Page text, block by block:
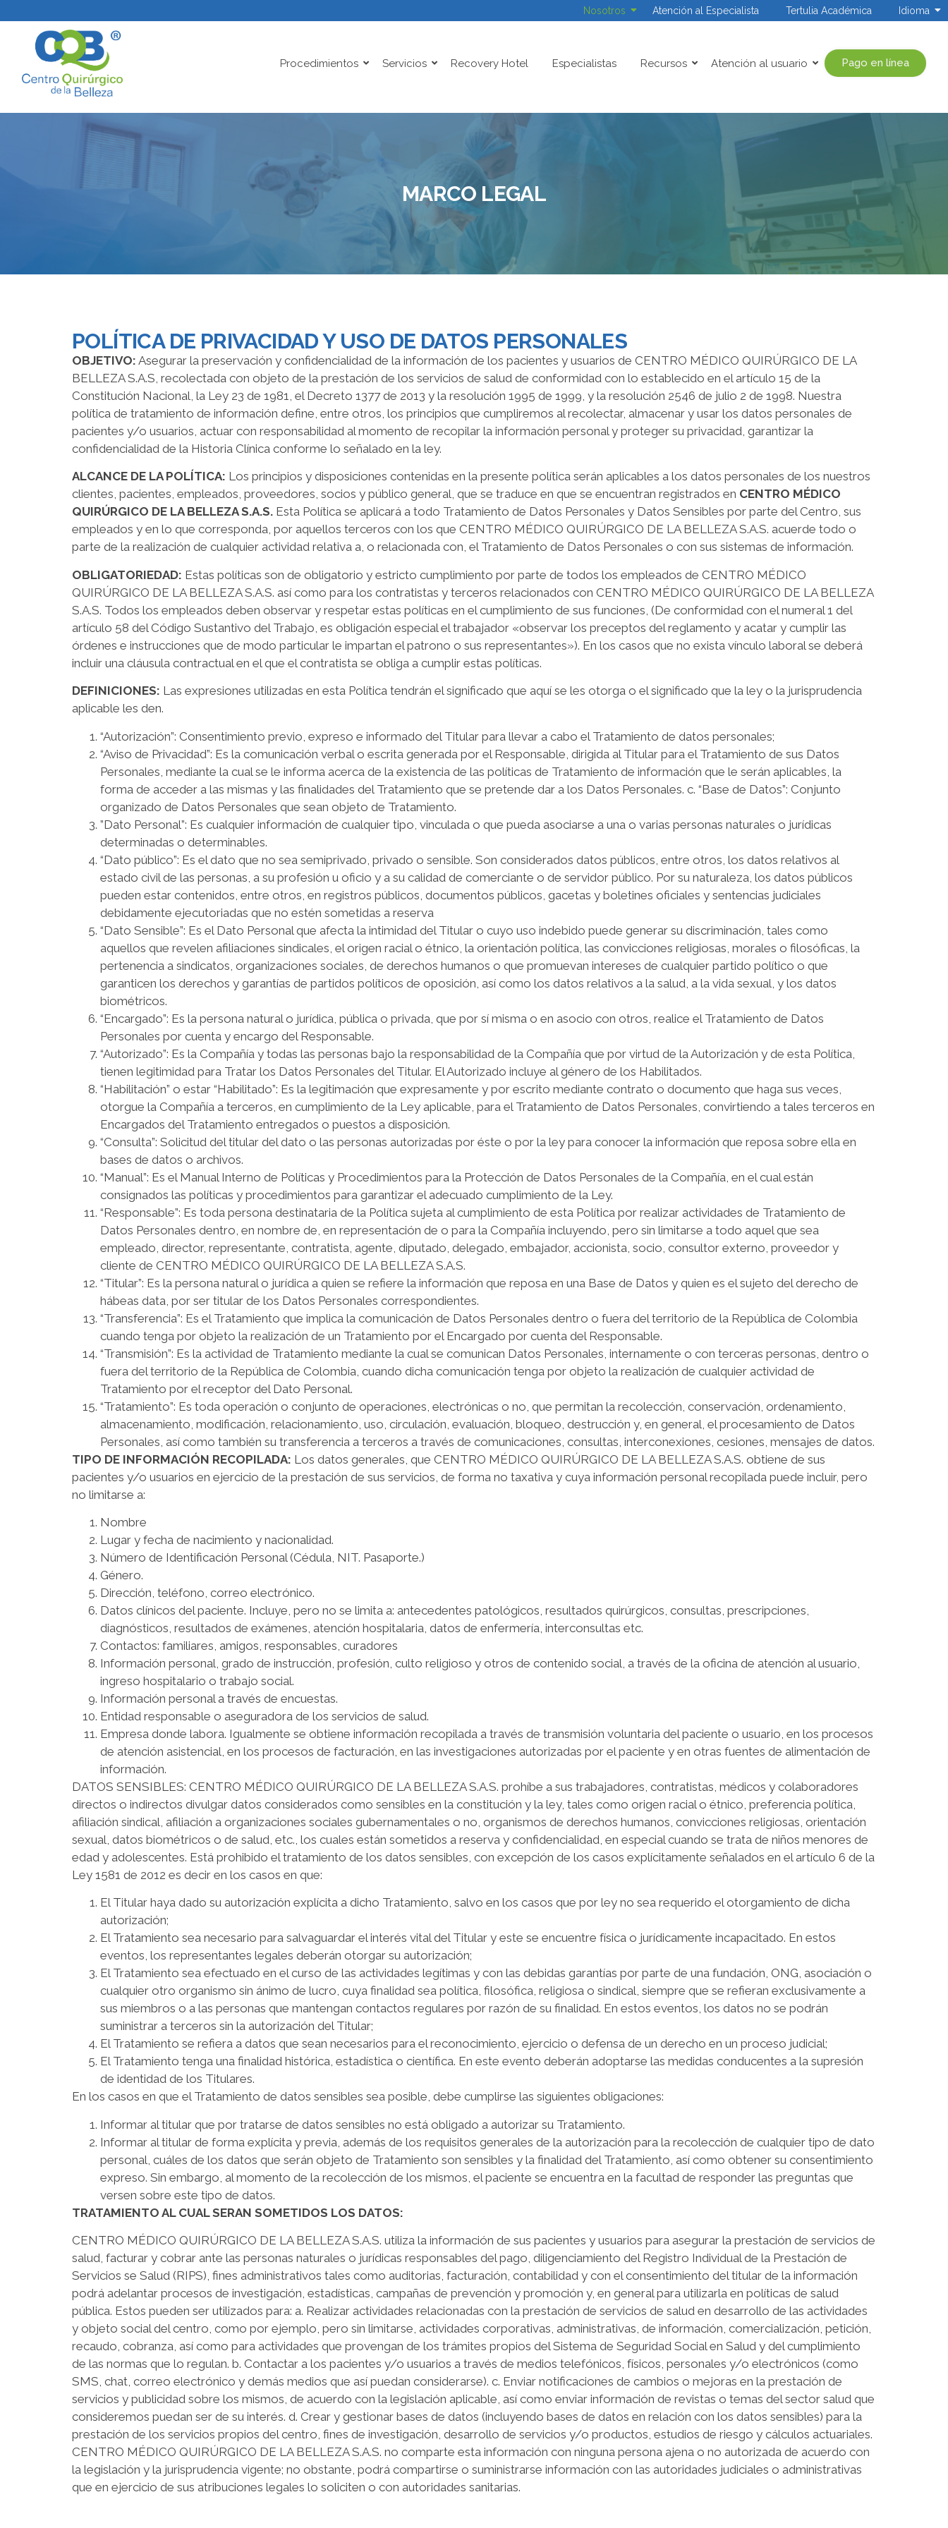
Nosotros Atención al Especialista Tertulia Académica Idioma
Procedimientos Servicios Recovery Hotel Especialistas Recursos Atención al usuario Pago en línea
MARCO LEGAL
POLÍTICA DE PRIVACIDAD Y USO DE DATOS PERSONALES
OBJETIVO: Asegurar la preservación y confidencialidad de la información de los pacientes y usuarios de CENTRO MÉDICO QUIRÚRGICO DE LA
BELLEZA S.A.S, recolectada con objeto de la prestación de los servicios de salud de conformidad con lo establecido en el artículo 15 de la
Constitución Nacional, la Ley 23 de 1981, el Decreto 1377 de 2013 y la resolución 1995 de 1999, y la resolución 2546 de julio 2 de 1998. Nuestra
política de tratamiento de información define, entre otros, los principios que cumpliremos al recolectar, almacenar y usar los datos personales de
pacientes y/o usuarios, actuar con responsabilidad al momento de recopilar la información personal y proteger su privacidad, garantizar la
confidencialidad de la Historia Clínica conforme lo señalado en la ley.
ALCANCE DE LA POLÍTICA: Los principios y disposiciones contenidas en la presente política serán aplicables a los datos personales de los nuestros
clientes, pacientes, empleados, proveedores, socios y público general, que se traduce en que se encuentran registrados en CENTRO MÉDICO
QUIRÚRGICO DE LA BELLEZA S.A.S. Esta Política se aplicará a todo Tratamiento de Datos Personales y Datos Sensibles por parte del Centro, sus
empleados y en lo que corresponda, por aquellos terceros con los que CENTRO MÉDICO QUIRÚRGICO DE LA BELLEZA S.A.S. acuerde todo o
parte de la realización de cualquier actividad relativa a, o relacionada con, el Tratamiento de Datos Personales o con sus sistemas de información.
OBLIGATORIEDAD: Estas políticas son de obligatorio y estricto cumplimiento por parte de todos los empleados de CENTRO MÉDICO
QUIRÚRGICO DE LA BELLEZA S.A.S. así como para los contratistas y terceros relacionados con CENTRO MÉDICO QUIRÚRGICO DE LA BELLEZA
S.A.S. Todos los empleados deben observar y respetar estas políticas en el cumplimiento de sus funciones, (De conformidad con el numeral 1 del
artículo 58 del Código Sustantivo del Trabajo, es obligación especial el trabajador «observar los preceptos del reglamento y acatar y cumplir las
órdenes e instrucciones que de modo particular le impartan el patrono o sus representantes»). En los casos que no exista vínculo laboral se deberá
incluir una cláusula contractual en el que el contratista se obliga a cumplir estas políticas.
DEFINICIONES: Las expresiones utilizadas en esta Política tendrán el significado que aquí se les otorga o el significado que la ley o la jurisprudencia
aplicable les den.
“Autorización”: Consentimiento previo, expreso e informado del Titular para llevar a cabo el Tratamiento de datos personales;
“Aviso de Privacidad”: Es la comunicación verbal o escrita generada por el Responsable, dirigida al Titular para el Tratamiento de sus Datos
Personales, mediante la cual se le informa acerca de la existencia de las políticas de Tratamiento de información que le serán aplicables, la
forma de acceder a las mismas y las finalidades del Tratamiento que se pretende dar a los Datos Personales. c. “Base de Datos”: Conjunto
organizado de Datos Personales que sean objeto de Tratamiento.
”Dato Personal”: Es cualquier información de cualquier tipo, vinculada o que pueda asociarse a una o varias personas naturales o jurídicas
determinadas o determinables.
“Dato público”: Es el dato que no sea semiprivado, privado o sensible. Son considerados datos públicos, entre otros, los datos relativos al
estado civil de las personas, a su profesión u oficio y a su calidad de comerciante o de servidor público. Por su naturaleza, los datos públicos
pueden estar contenidos, entre otros, en registros públicos, documentos públicos, gacetas y boletines oficiales y sentencias judiciales
debidamente ejecutoriadas que no estén sometidas a reserva
“Dato Sensible”: Es el Dato Personal que afecta la intimidad del Titular o cuyo uso indebido puede generar su discriminación, tales como
aquellos que revelen afiliaciones sindicales, el origen racial o étnico, la orientación política, las convicciones religiosas, morales o filosóficas, la
pertenencia a sindicatos, organizaciones sociales, de derechos humanos o que promuevan intereses de cualquier partido político o que
garanticen los derechos y garantías de partidos políticos de oposición, así como los datos relativos a la salud, a la vida sexual, y los datos
biométricos.
“Encargado”: Es la persona natural o jurídica, pública o privada, que por sí misma o en asocio con otros, realice el Tratamiento de Datos
Personales por cuenta y encargo del Responsable.
“Autorizado”: Es la Compañía y todas las personas bajo la responsabilidad de la Compañía que por virtud de la Autorización y de esta Política,
tienen legitimidad para Tratar los Datos Personales del Titular. El Autorizado incluye al género de los Habilitados.
“Habilitación” o estar “Habilitado”: Es la legitimación que expresamente y por escrito mediante contrato o documento que haga sus veces,
otorgue la Compañía a terceros, en cumplimiento de la Ley aplicable, para el Tratamiento de Datos Personales, convirtiendo a tales terceros en
Encargados del Tratamiento entregados o puestos a disposición.
“Consulta”: Solicitud del titular del dato o las personas autorizadas por éste o por la ley para conocer la información que reposa sobre ella en
bases de datos o archivos.
“Manual”: Es el Manual Interno de Políticas y Procedimientos para la Protección de Datos Personales de la Compañía, en el cual están
consignados las políticas y procedimientos para garantizar el adecuado cumplimiento de la Ley.
“Responsable”: Es toda persona destinataria de la Política sujeta al cumplimiento de esta Política por realizar actividades de Tratamiento de
Datos Personales dentro, en nombre de, en representación de o para la Compañía incluyendo, pero sin limitarse a todo aquel que sea
empleado, director, representante, contratista, agente, diputado, delegado, embajador, accionista, socio, consultor externo, proveedor y
cliente de CENTRO MÉDICO QUIRÚRGICO DE LA BELLEZA S.A.S.
“Titular”: Es la persona natural o jurídica a quien se refiere la información que reposa en una Base de Datos y quien es el sujeto del derecho de
hábeas data, por ser titular de los Datos Personales correspondientes.
“Transferencia”: Es el Tratamiento que implica la comunicación de Datos Personales dentro o fuera del territorio de la República de Colombia
cuando tenga por objeto la realización de un Tratamiento por el Encargado por cuenta del Responsable.
“Transmisión”: Es la actividad de Tratamiento mediante la cual se comunican Datos Personales, internamente o con terceras personas, dentro o
fuera del territorio de la República de Colombia, cuando dicha comunicación tenga por objeto la realización de cualquier actividad de
Tratamiento por el receptor del Dato Personal.
“Tratamiento”: Es toda operación o conjunto de operaciones, electrónicas o no, que permitan la recolección, conservación, ordenamiento,
almacenamiento, modificación, relacionamiento, uso, circulación, evaluación, bloqueo, destrucción y, en general, el procesamiento de Datos
Personales, así como también su transferencia a terceros a través de comunicaciones, consultas, interconexiones, cesiones, mensajes de datos.
TIPO DE INFORMACIÓN RECOPILADA: Los datos generales, que CENTRO MÉDICO QUIRÚRGICO DE LA BELLEZA S.A.S. obtiene de sus
pacientes y/o usuarios en ejercicio de la prestación de sus servicios, de forma no taxativa y cuya información personal recopilada puede incluir, pero
no limitarse a:
Nombre
Lugar y fecha de nacimiento y nacionalidad.
Número de Identificación Personal (Cédula, NIT. Pasaporte.)
Género.
Dirección, teléfono, correo electrónico.
Datos clínicos del paciente. Incluye, pero no se limita a: antecedentes patológicos, resultados quirúrgicos, consultas, prescripciones,
diagnósticos, resultados de exámenes, atención hospitalaria, datos de enfermería, interconsultas etc.
Contactos: familiares, amigos, responsables, curadores
Información personal, grado de instrucción, profesión, culto religioso y otros de contenido social, a través de la oficina de atención al usuario,
ingreso hospitalario o trabajo social.
Información personal a través de encuestas.
Entidad responsable o aseguradora de los servicios de salud.
Empresa donde labora. Igualmente se obtiene información recopilada a través de transmisión voluntaria del paciente o usuario, en los procesos
de atención asistencial, en los procesos de facturación, en las investigaciones autorizadas por el paciente y en otras fuentes de alimentación de
información.
DATOS SENSIBLES: CENTRO MÉDICO QUIRÚRGICO DE LA BELLEZA S.A.S. prohíbe a sus trabajadores, contratistas, médicos y colaboradores
directos o indirectos divulgar datos considerados como sensibles en la constitución y la ley, tales como origen racial o étnico, preferencia política,
afiliación sindical, afiliación a organizaciones sociales gubernamentales o no, organismos de derechos humanos, convicciones religiosas, orientación
sexual, datos biométricos o de salud, etc., los cuales están sometidos a reserva y confidencialidad, en especial cuando se trata de niños menores de
edad y adolescentes. Está prohibido el tratamiento de los datos sensibles, con excepción de los casos explícitamente señalados en el artículo 6 de la
Ley 1581 de 2012 es decir en los casos en que:
El Titular haya dado su autorización explícita a dicho Tratamiento, salvo en los casos que por ley no sea requerido el otorgamiento de dicha
autorización;
El Tratamiento sea necesario para salvaguardar el interés vital del Titular y este se encuentre física o jurídicamente incapacitado. En estos
eventos, los representantes legales deberán otorgar su autorización;
El Tratamiento sea efectuado en el curso de las actividades legítimas y con las debidas garantías por parte de una fundación, ONG, asociación o
cualquier otro organismo sin ánimo de lucro, cuya finalidad sea política, filosófica, religiosa o sindical, siempre que se refieran exclusivamente a
sus miembros o a las personas que mantengan contactos regulares por razón de su finalidad. En estos eventos, los datos no se podrán
suministrar a terceros sin la autorización del Titular;
El Tratamiento se refiera a datos que sean necesarios para el reconocimiento, ejercicio o defensa de un derecho en un proceso judicial;
El Tratamiento tenga una finalidad histórica, estadística o científica. En este evento deberán adoptarse las medidas conducentes a la supresión
de identidad de los Titulares.
En los casos en que el Tratamiento de datos sensibles sea posible, debe cumplirse las siguientes obligaciones:
Informar al titular que por tratarse de datos sensibles no está obligado a autorizar su Tratamiento.
Informar al titular de forma explícita y previa, además de los requisitos generales de la autorización para la recolección de cualquier tipo de dato
personal, cuáles de los datos que serán objeto de Tratamiento son sensibles y la finalidad del Tratamiento, así como obtener su consentimiento
expreso. Sin embargo, al momento de la recolección de los mismos, el paciente se encuentra en la facultad de responder las preguntas que
versen sobre este tipo de datos.
TRATAMIENTO AL CUAL SERAN SOMETIDOS LOS DATOS:
CENTRO MÉDICO QUIRÚRGICO DE LA BELLEZA S.A.S. utiliza la información de sus pacientes y usuarios para asegurar la prestación de servicios de
salud, facturar y cobrar ante las personas naturales o jurídicas responsables del pago, diligenciamiento del Registro Individual de la Prestación de
Servicios se Salud (RIPS), fines administrativos tales como auditorias, facturación, contabilidad y con el consentimiento del titular de la información
podrá adelantar procesos de investigación, estadísticas, campañas de prevención y promoción y, en general para utilizarla en políticas de salud
pública. Estos pueden ser utilizados para: a. Realizar actividades relacionadas con la prestación de servicios de salud en desarrollo de las actividades
y objeto social del centro, como por ejemplo, pero sin limitarse, actividades corporativas, administrativas, de información, comercialización, petición,
recaudo, cobranza, así como para actividades que provengan de los trámites propios del Sistema de Seguridad Social en Salud y del cumplimiento
de las normas que lo regulan. b. Contactar a los pacientes y/o usuarios a través de medios telefónicos, físicos, personales y/o electrónicos (como
SMS, chat, correo electrónico y demás medios que así puedan considerarse). c. Enviar notificaciones de cambios o mejoras en la prestación de
servicios y publicidad sobre los mismos, de acuerdo con la legislación aplicable, así como enviar información de revistas o temas del sector salud que
consideremos puedan ser de su interés. d. Crear y gestionar bases de datos (incluyendo bases de datos en relación con los datos sensibles) para la
prestación de los servicios propios del centro, fines de investigación, desarrollo de servicios y/o productos, estudios de riesgo y cálculos actuariales.
CENTRO MÉDICO QUIRÚRGICO DE LA BELLEZA S.A.S. no comparte esta información con ninguna persona ajena o no autorizada de acuerdo con
la legislación y la jurisprudencia vigente; no obstante, podrá compartirse o suministrarse información con las autoridades judiciales o administrativas
que en ejercicio de sus atribuciones legales lo soliciten o con autoridades sanitarias.